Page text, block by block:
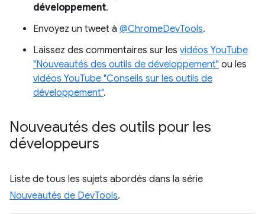
développement.
Envoyez un tweet à @ChromeDevTools.
Laissez des commentaires sur les vidéos YouTube
"Nouveautés des outils de développement" ou les
vidéos YouTube "Conseils sur les outils de
développement".
Nouveautés des outils pour les
développeurs
Liste de tous les sujets abordés dans la série
Nouveautés de DevTools.